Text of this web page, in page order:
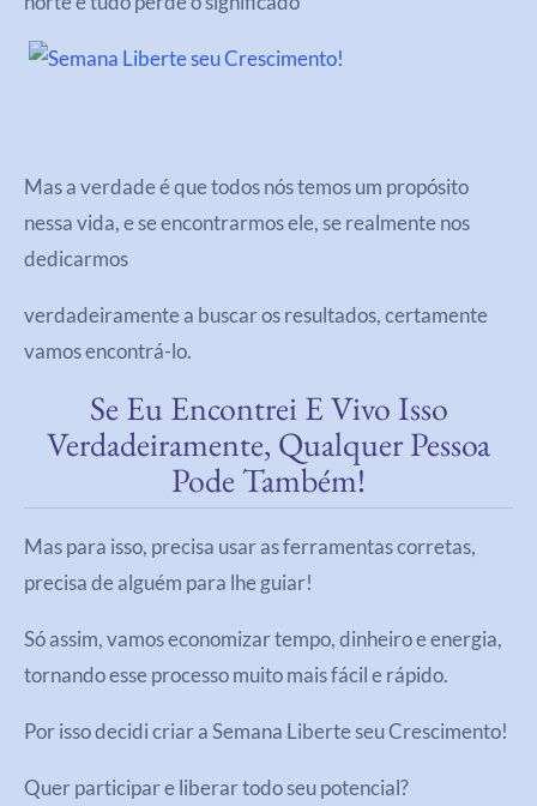
Mas a verdade é que todos nós temos um propósito
nessa vida, e se encontrarmos ele, se realmente nos
dedicarmos
verdadeiramente a buscar os resultados, certamente
vamos encontrá-lo.
Se Eu Encontrei E Vivo Isso
Verdadeiramente, Qualquer Pessoa
Pode Também!
Mas para isso, precisa usar as ferramentas corretas,
precisa de alguém para lhe guiar!
Só assim, vamos economizar tempo, dinheiro e energia,
tornando esse processo muito mais fácil e rápido.
Por isso decidi criar a Semana Liberte seu Crescimento!
Quer participar e liberar todo seu potencial?